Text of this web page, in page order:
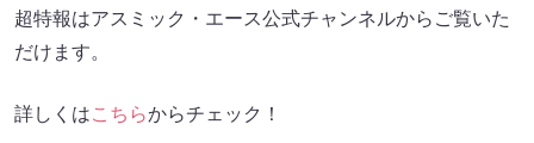
超特報はアスミック・エース公式チャンネルからご覧いた
だけます。
詳しくはこちらからチェック！